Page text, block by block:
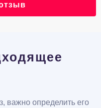
важно определить его